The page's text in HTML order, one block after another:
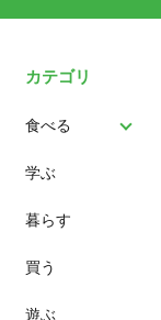
カテゴリ
食べる
パン
スイーツ
ランチ
カフェ
学ぶ
暮らす
買う
遊ぶ